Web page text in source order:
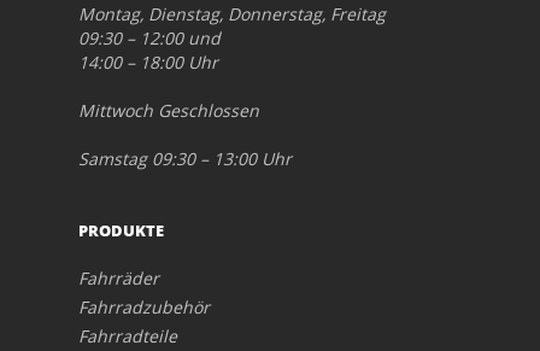
Montag, Dienstag, Donnerstag, Freitag
09:30 – 12:00 und
14:00 – 18:00 Uhr
Mittwoch Geschlossen
Samstag 09:30 – 13:00 Uhr
PRODUKTE
Fahrräder
Fahrradzubehör
Fahrradteile